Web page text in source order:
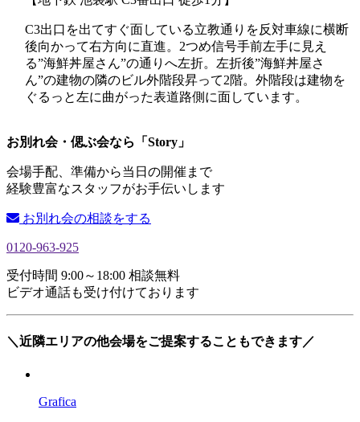
C3出口を出てすぐ面している立教通りを反対車線に横断
後向かって右方向に直進。2つめ信号手前左手に見え
る”海鮮丼屋さん”の通りへ左折。左折後”海鮮丼屋さ
ん”の建物の隣のビル外階段昇って2階。外階段は建物を
ぐるっと左に曲がった表道路側に面しています。
お別れ会・偲ぶ会なら「Story」
会場手配、準備から当日の開催まで
経験豊富なスタッフがお手伝いします
お別れ会の相談をする
0120-963-925
受付時間 9:00～18:00 相談無料
ビデオ通話も受け付けております
＼近隣エリアの他会場をご提案することもできます／
Grafica